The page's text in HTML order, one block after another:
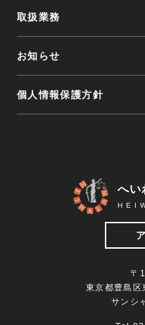
取扱業務
遺言・相続
債務整理
刑事事件
お知らせ
個人情報保護方針
へい
〒
東京都豊島
サンシ